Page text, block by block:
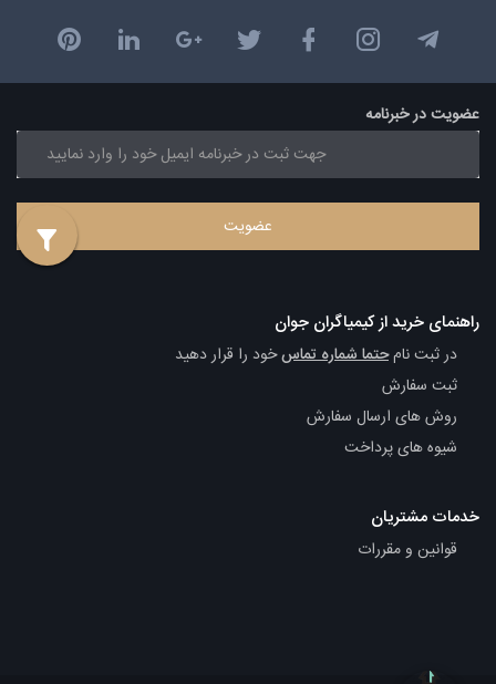
عضویت در خبرنامه
راهنمای خرید از کیمیاگران جوان
در ثبت نامحتما شماره تماسخود را قرار دهید
ثبت سفارش
روش های ارسال سفارش
شیوه های پرداخت
خدمات مشتریان
قوانین و مقررات